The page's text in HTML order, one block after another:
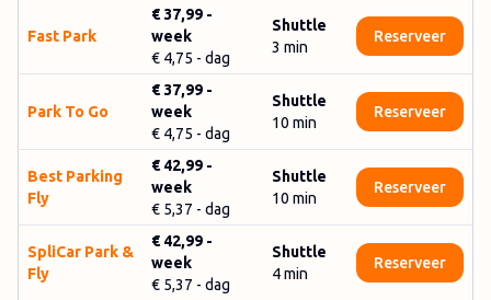
Fast Park
€ 37,99 -
week
€ 4,75 - dag
Shuttle
3 min
Reserveer
Park To Go
€ 37,99 -
week
€ 4,75 - dag
Shuttle
10 min
Reserveer
Best Parking
Fly
€ 42,99 -
week
€ 5,37 - dag
Shuttle
10 min
Reserveer
SpliCar Park &
Fly
€ 42,99 -
week
€ 5,37 - dag
Shuttle
4min
Reserveer